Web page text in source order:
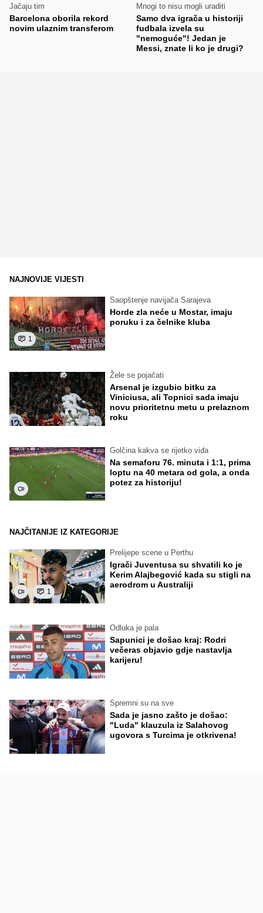
Jačaju tim
Barcelona oborila rekord
novim ulaznim transferom
Mnogi to nisu mogli uraditi
Samo dva igrača u historiji
fudbala izvela su
"nemoguće"! Jedan je
Messi, znate li ko je drugi?
NAJNOVIJE VIJESTI
1
Saopštenje navijača Sarajeva
Horde zla neće u Mostar, imaju
poruku i za čelnike kluba
Žele se pojačati
Arsenal je izgubio bitku za
Viniciusa, ali Topnici sada imaju
novu prioritetnu metu u prelaznom
roku
Golčina kakva se rijetko viđa
Na semaforu 76. minuta i 1:1, prima
loptu na 40 metara od gola, a onda
potez za historiju!
NAJČITANIJE IZ KATEGORIJE
1
Prelijepe scene u Perthu
Igrači Juventusa su shvatili ko je
Kerim Alajbegović kada su stigli na
aerodrom u Australiji
Odluka je pala
Sapunici je došao kraj: Rodri
večeras objavio gdje nastavlja
karijeru!
Spremni su na sve
Sada je jasno zašto je došao:
"Luda" klauzula iz Salahovog
ugovora s Turcima je otkrivena!